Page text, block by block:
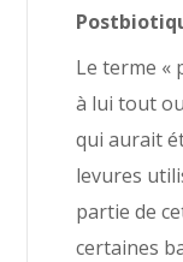
Le terme «
à lui tout
qui aurait
levures
partie de
certaines